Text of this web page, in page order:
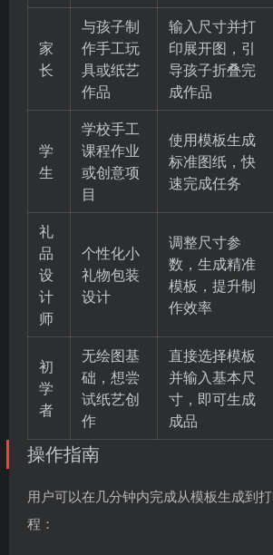
家
长
与孩子制
作手工玩
具或纸艺
作品
输入尺寸并打
印展开图，引
导孩子折叠完
成作品
学
生
学校手工
课程作业
或创意项
目
使用模板生成
标准图纸，快
速完成任务
礼
品
设
计
师
个性化小
礼物包装
设计
调整尺寸参
数，生成精准
模板，提升制
作效率
初
学
者
无绘图基
础，想尝
试纸艺创
作
直接选择模板
并输入基本尺
寸，即可生成
成品
操作指南
用户可以在几分钟内完成从模板生成到
程：